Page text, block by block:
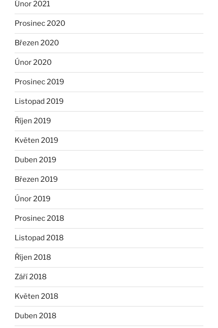
Únor 2021
Prosinec 2020
Březen 2020
Únor 2020
Prosinec 2019
Listopad 2019
Říjen 2019
Květen 2019
Duben 2019
Březen 2019
Únor 2019
Prosinec 2018
Listopad 2018
Říjen 2018
Září 2018
Květen 2018
Duben 2018